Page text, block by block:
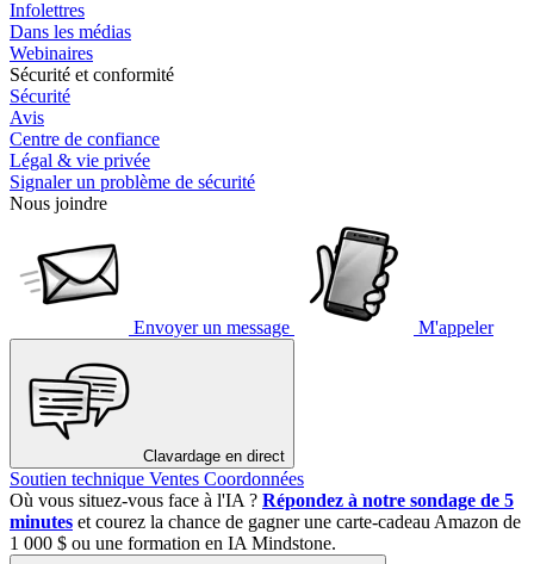
Infolettres
Dans les médias
Webinaires
Sécurité et conformité
Sécurité
Avis
Centre de confiance
Légal & vie privée
Signaler un problème de sécurité
Nous joindre
Envoyer un message M'appeler
Clavardage en direct
Soutien technique Ventes Coordonnées
Où vous situez-vous face à l'IA ? Répondez à notre sondage de 5
minutes et courez la chance de gagner une carte-cadeau Amazon de
1 000 $ ou une formation en IA Mindstone.